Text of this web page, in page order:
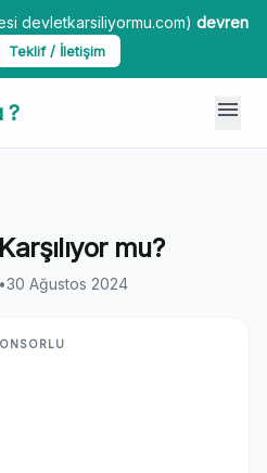
devletkarsiliyormu.com) devren
Teklif / İletişim
? menu
mu?
•30 Ağustos 2024